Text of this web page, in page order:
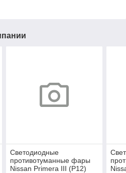
Светодиодные
противотуманные фары
Nissan Primera III (P12)